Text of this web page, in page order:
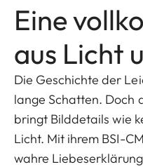
Zur Story
Eine
aus Licht
Die Geschichte der
lange Schatten. Doch
bringt Bilddetails wie
Licht. Mit ihrem BSI-
wahre